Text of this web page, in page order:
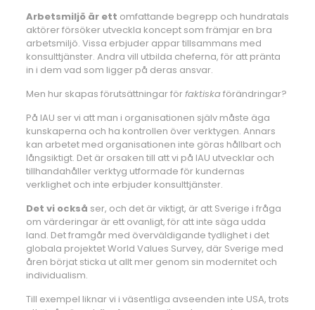
Arbetsmiljö är ett omfattande begrepp och hundratals
aktörer försöker utveckla koncept som främjar en bra
arbetsmiljö. Vissa erbjuder appar tillsammans med
konsulttjänster. Andra vill utbilda cheferna, för att pränta
in i dem vad som ligger på deras ansvar.
Men hur skapas förutsättningar förfaktiskaförändringar?
På IAU ser vi att man i organisationen själv måste äga
kunskaperna och ha kontrollen över verktygen. Annars
kan arbetet med organisationen inte göras hållbart och
långsiktigt. Det är orsaken till att vi på IAU utvecklar och
tillhandahåller verktyg utformade för kundernas
verklighet och inte erbjuder konsulttjänster.
Det vi också ser, och det är viktigt, är att Sverige i fråga
om värderingar är ett ovanligt, för att inte säga udda
land. Det framgår med överväldigande tydlighet i det
globala projektet World Values Survey, där Sverige med
åren börjat sticka ut allt mer genom sin modernitet och
individualism.
Till exempel liknar vi i väsentliga avseenden inte USA, trots